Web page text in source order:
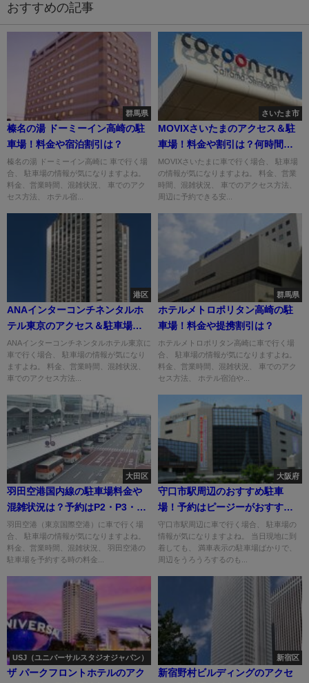
おすすめの記事
群馬県
榛名の湯 ドーミーイン高崎の駐
車場！料金や宿泊割引は？
榛名の湯 ドーミーイン高崎に 車で行く場
合、 駐車場の情報が気になりますよね。
料金、営業時間、混雑状況、 車でのアク
セス方法、 ホテル宿...
さいたま市
MOVIXさいたまのアクセス＆駐
車場！料金や割引は？何時間ま
で無料？
MOVIXさいたまに車で行く場合、 駐車場
の情報が気になりますよね。 料金、営業
時間、混雑状況、 車でのアクセス方法、
周辺に予約できる安...
港区
ANAインターコンチネンタルホ
テル東京のアクセス＆駐車場！
料金は？
ANAインターコンチネンタルホテル東京に
車で行く場合、 駐車場の情報が気になり
ますよね。 料金、営業時間、混雑状況、
車でのアクセス方法...
群馬県
ホテルメトロポリタン高崎の駐
車場！料金や提携割引は？
ホテルメトロポリタン高崎に車で行く場
合、 駐車場の情報が気になりますよね。
料金、営業時間、混雑状況、 車でのアク
セス方法、 ホテル宿泊や...
大田区
羽田空港国内線の駐車場料金や
混雑状況は？予約はP2・P3・P4
から！
羽田空港（東京国際空港）に車で行く場
合、 駐車場の情報が気になりますよね。
料金、営業時間、混雑状況、 羽田空港の
駐車場を予約する時の料金...
大阪府
守口市駅周辺のおすすめ駐車
場！予約はピージーがおすす
め！
守口市駅周辺に車で行く場合、 駐車場の
情報が気になりますよね。 当日現地に到
着しても、 満車表示の駐車場ばかりで、
周辺をうろうろするのも...
USJ（ユニバーサルスタジオジャパン）
ザ パークフロントホテルのアク
新宿区
新宿野村ビルディングのアクセ